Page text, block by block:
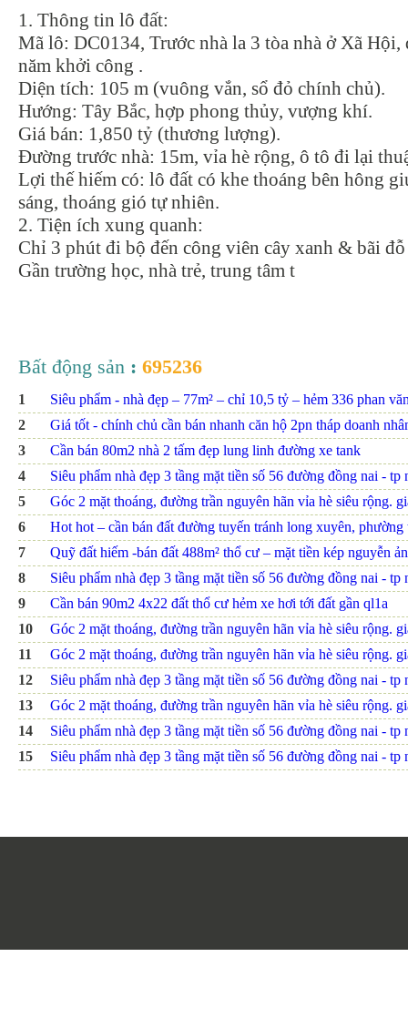
1. Thông tin lô đất:
Mã lô: DC0134, Trước nhà la 3 tòa nhà ở Xã Hội,
năm khởi công .
Diện tích: 105 m (vuông vắn, sổ đỏ chính chủ).
Hướng: Tây Bắc, hợp phong thủy, vượng khí.
Giá bán: 1,850 tỷ (thương lượng).
Đường trước nhà: 15m, vỉa hè rộng, ô tô đi lại
Lợi thế hiếm có: lô đất có khe thoáng bên hông
sáng, thoáng gió tự nhiên.
2. Tiện ích xung quanh:
Chỉ 3 phút đi bộ đến công viên cây xanh & bãi
Gần trường học, nhà trẻ, trung tâm t
Bất động sản : 695236
1
Siêu phẩm - nhà đẹp – 77m² – chỉ 10,5 tỷ – hẻm 336 phan
2
Giá tốt - chính chủ cần bán nhanh căn hộ 2pn tháp doanh
3
Cần bán 80m2 nhà 2 tấm đẹp lung linh đường xe tank
4
Siêu phẩm nhà đẹp 3 tầng mặt tiền số 56 đường đồng nai - tp
5
Góc 2 mặt thoáng, đường trần nguyên hãn vỉa hè siêu rộng.
6
Hot hot – cần bán đất đường tuyến tránh long xuyên, phường
7
Quỹ đất hiếm -bán đất 488m² thổ cư – mặt tiền kép nguyễn
8
Siêu phẩm nhà đẹp 3 tầng mặt tiền số 56 đường đồng nai - tp
9
Cần bán 90m2 4x22 đất thổ cư hẻm xe hơi tới đất gần ql1a
10
Góc 2 mặt thoáng, đường trần nguyên hãn vỉa hè siêu rộng.
11
Góc 2 mặt thoáng, đường trần nguyên hãn vỉa hè siêu rộng.
12
Siêu phẩm nhà đẹp 3 tầng mặt tiền số 56 đường đồng nai - tp
13
Góc 2 mặt thoáng, đường trần nguyên hãn vỉa hè siêu rộng.
14
Siêu phẩm nhà đẹp 3 tầng mặt tiền số 56 đường đồng nai - tp
15
Siêu phẩm nhà đẹp 3 tầng mặt tiền số 56 đường đồng nai - tp